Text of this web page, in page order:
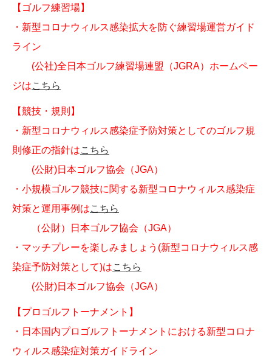
【ゴルフ練習場】
・新型コロナウィルス感染拡大を防ぐ練習場運営ガイド
ライン
(公社)全日本ゴルフ練習場連盟（JGRA）ホームペー
ジはこちら
【競技・規則】
・新型コロナウィルス感染症予防対策としてのゴルフ規
則修正の指針はこちら
(公財)日本ゴルフ協会（JGA）
・小規模ゴルフ競技に関する新型コロナウィルス感染症
対策と運用事例はこちら
（公財）日本ゴルフ協会（JGA）
・マッチプレーを楽しみましょう(新型コロナウィルス感
染症予防対策として)はこちら
(公財)日本ゴルフ協会（JGA）
【プロゴルフトーナメント】
・日本国内プロゴルフトーナメントにおける新型コロナ
ウィルス感染症対策ガイドライン